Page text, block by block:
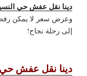
دينا نقل عفش حي
وعرض سعر لا يمكن
إلى رحلة نجاح!
دينا نقل عفش حي